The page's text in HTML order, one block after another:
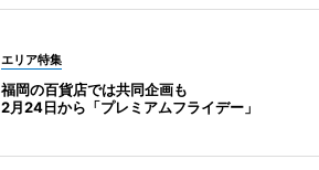
エリア特集
福岡の百貨店では共同企画も
2月24日から「プレミアムフライデー」